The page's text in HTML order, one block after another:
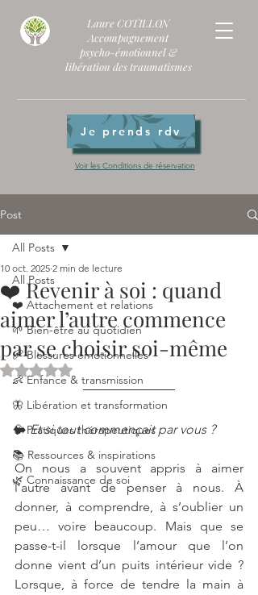
Laure COTILLON
Accompagnement
psycho-émotionnel&
libération des traumatismes
Je prends rdv
Voir les Conditions de réservation
Post
All Posts
❤️ Attachement et relations
🌱 Bien-être au quotidien
🩹 Blessures émotionnelles
👶 Enfance & transmission
🦋 Libération et transformation
🧠 Pratiques thérapeutiques
📚 Ressources & inspirations
🌿 Connaissance de soi
All Posts
❤️ Revenir à soi : quand
aimer l’autre commence
par se choisir soi-même
10 oct. 2025 2 min de lecture
Noté NaN étoiles sur 5.
➡️ Et si tout commençait par vous ?
On nous a souvent appris à aimer
l’autre avant de penser à nous. À
donner, à comprendre, à s’oublier un
peu… voire beaucoup. Mais que se
passe-t-il lorsque l’amour que l’on
donne vient d’un puits intérieur vide ?
Lorsque, à force de tendre la main à